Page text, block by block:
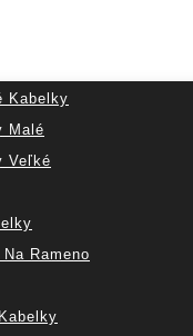
Kabelky
Malé
Veľké
Rameno